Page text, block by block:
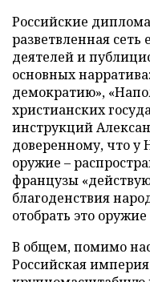
Российские
разветвленная
деятелей и
основных
демократию»,
христианских
инструкций
доверенному, что
оружие –
французы
благоденствия
отобрать это
В общем, помимо
Российская